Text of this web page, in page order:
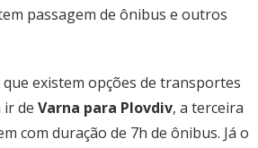
passagem de ônibus e outros
existem opções de transportes
ir de Varna para Plovdiv, a terceira
com duração de 7h de ônibus. Já o